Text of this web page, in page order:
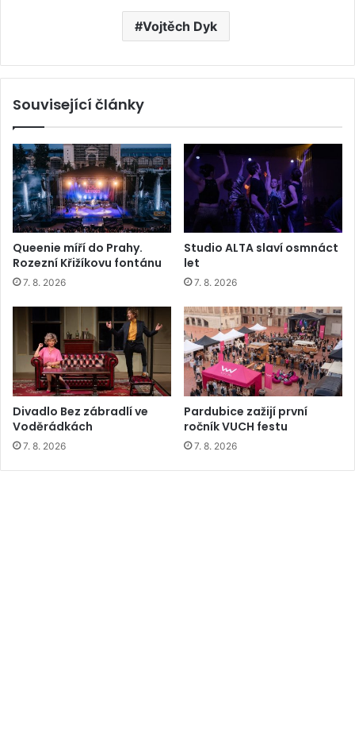
Vojtěch Dyk
Související články
Queenie míří do Prahy.
Rozezní Křižíkovu fontánu
7. 8. 2026
Studio ALTA slaví osmnáct
let
7. 8. 2026
Divadlo Bez zábradlí ve
Voděrádkách
7. 8. 2026
Pardubice zažijí první
ročník VUCH festu
7. 8. 2026